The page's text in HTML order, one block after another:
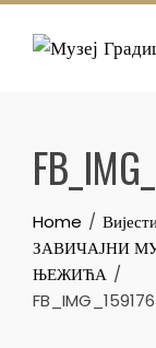
Skip
Home
ЗАВИЧАЈНИ
ЊЕЖИЋА